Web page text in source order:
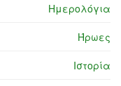
Ημερολόγια
Ήρωες
Ιστορία